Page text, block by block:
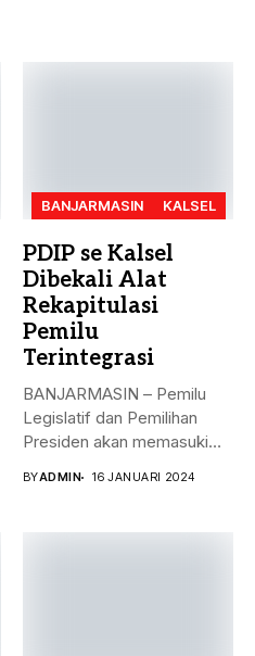
BANJARMASIN KALSEL
PDIP se Kalsel
Dibekali Alat
Rekapitulasi
Pemilu
Terintegrasi
BANJARMASIN – Pemilu
Legislatif dan Pemilihan
Presiden akan memasuki
BYADMIN 16 JANUARI 2024